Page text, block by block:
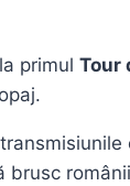
primul Tour